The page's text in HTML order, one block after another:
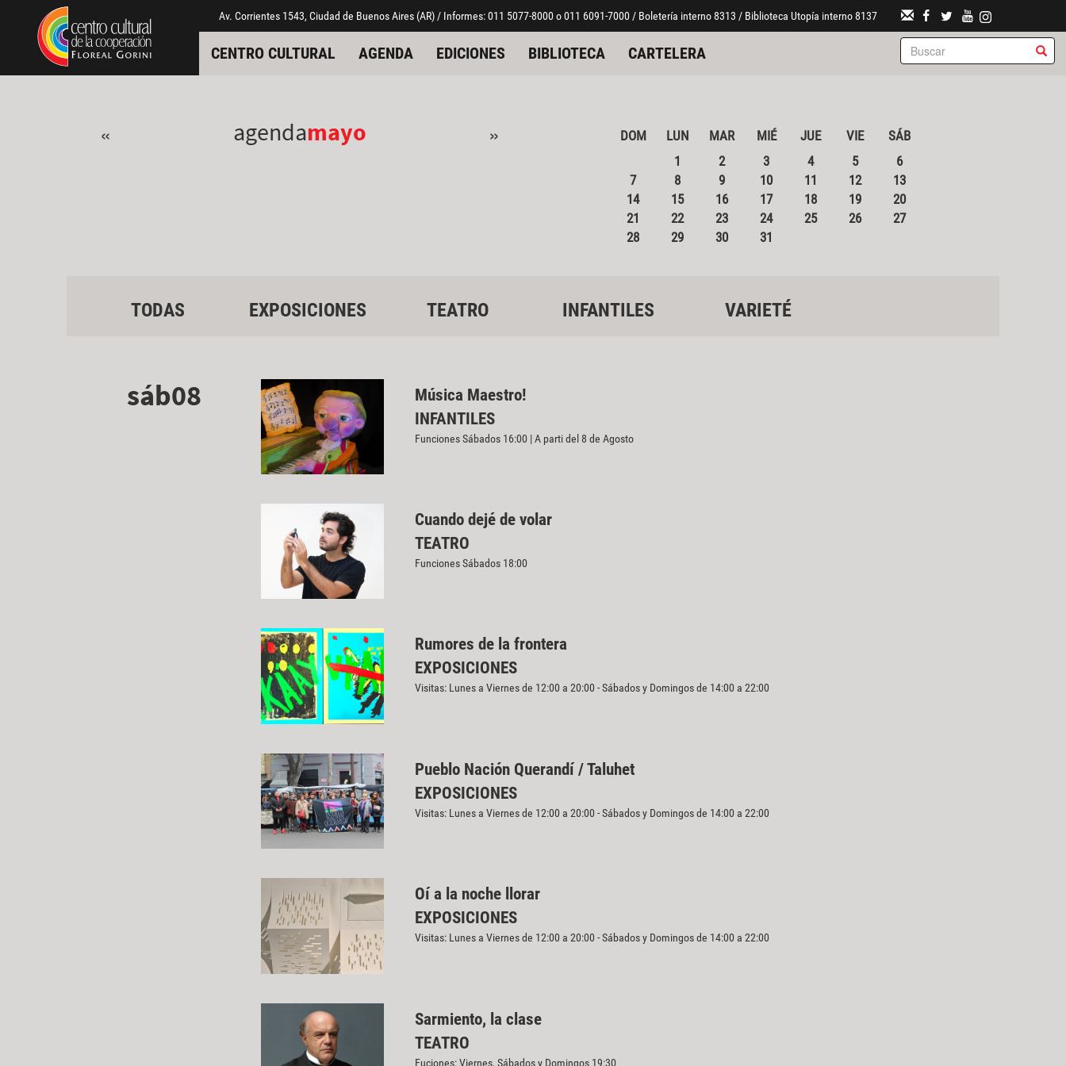
Pasar al contenido principal
Jump to main content Av. Corrientes 1543, Ciudad de Buenos Aires (AR) / Informes: 011 5077-8000 o 011 6091-7000 / Boletería interno 8313 / Biblioteca Utopía interno 8137
CENTRO CULTURAL AGENDA EDICIONES BIBLIOTECA CARTELERA
« agendamayo » DOM LUN MAR MIÉ JUE VIE
SÁB
1
2 3 4 5
6
7
8 9 10 11 12
13
14
15 16 17 18 19
20
21
22 23 24 25 26
27
28
29 30 31
TODAS EXPOSICIONES TEATRO INFANTILES VARIETÉ
sáb08
Música Maestro!
INFANTILES
Funciones Sábados 16:00 | A parti del 8 de Agosto
Cuando dejé de volar
TEATRO
Funciones Sábados 18:00
Rumores de la frontera
EXPOSICIONES
Visitas: Lunes a Viernes de 12:00 a 20:00 - Sábados y Domingos de 14:00 a 22:00
Pueblo Nación Querandí / Taluhet
EXPOSICIONES
Visitas: Lunes a Viernes de 12:00 a 20:00 - Sábados y Domingos de 14:00 a 22:00
Oí a la noche llorar
EXPOSICIONES
Visitas: Lunes a Viernes de 12:00 a 20:00 - Sábados y Domingos de 14:00 a 22:00
Sarmiento, la clase
TEATRO
Fuciones: Viernes, Sábados y Domingos 19:30